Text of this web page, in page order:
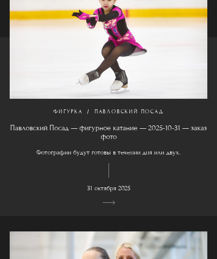
ФИГУРКА ПАВЛОВСКИЙ ПОСАД
Павловский Посад — фигурное катание — 2025-10-31 — заказ
фото
Фотографии будут готовы в течении дня или двух.
31 октября 2025